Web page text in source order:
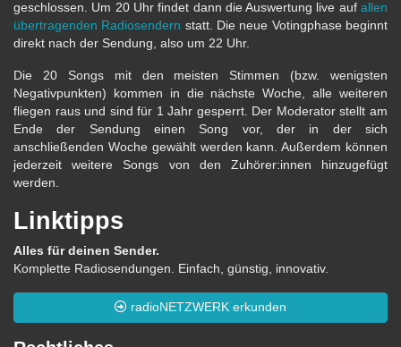
geschlossen. Um 20 Uhr findet dann die Auswertung live auf allen
übertragenden Radiosendern statt. Die neue Votingphase beginnt
direkt nach der Sendung, also um 22 Uhr.
Die 20 Songs mit den meisten Stimmen (bzw. wenigsten
Negativpunkten) kommen in die nächste Woche, alle weiteren
fliegen raus und sind für 1 Jahr gesperrt. Der Moderator stellt am
Ende der Sendung einen Song vor, der in der sich
anschließenden Woche gewählt werden kann. Außerdem können
jederzeit weitere Songs von den Zuhörer:innen hinzugefügt
werden.
Linktipps
Alles für deinen Sender.
Komplette Radiosendungen. Einfach, günstig, innovativ.
radioNETZWERK erkunden